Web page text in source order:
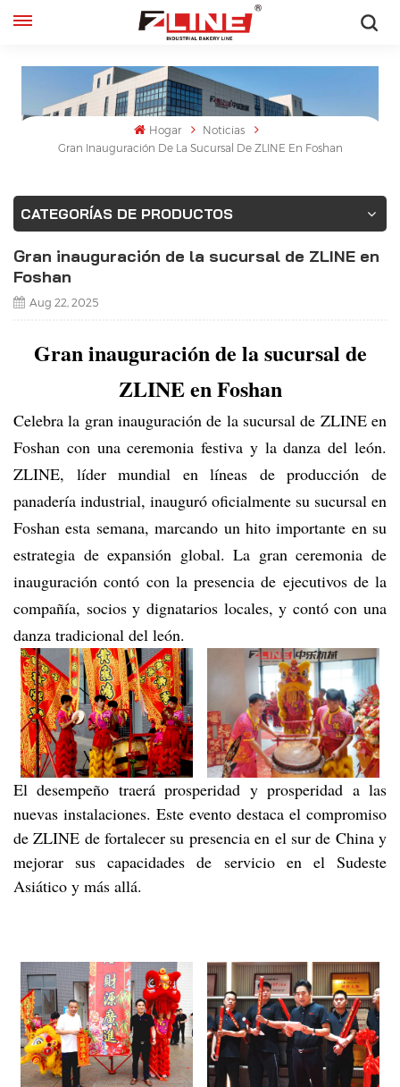
español
Hogar
Noticias
Gran Inauguración De La Sucursal De ZLINE En Foshan
CATEGORÍAS DE PRODUCTOS
Gran inauguración de la sucursal de ZLINE en
Foshan
Aug 22, 2025
Gran inauguración de la sucursal de
ZLINE en Foshan
Celebra la gran inauguración de la sucursal de ZLINE en
Foshan con una ceremonia festiva y la danza del león.
ZLINE, líder mundial en líneas de producción de
panadería industrial, inauguró oficialmente su sucursal en
Foshan esta semana, marcando un hito importante en su
estrategia de expansión global. La gran ceremonia de
inauguración contó con la presencia de ejecutivos de la
compañía, socios y dignatarios locales, y contó con una
danza tradicional del león.
El desempeño traerá prosperidad y prosperidad a las
nuevas instalaciones. Este evento destaca el compromiso
de ZLINE de fortalecer su presencia en el sur de China y
mejorar sus capacidades de servicio en el Sudeste
Asiático y más allá.